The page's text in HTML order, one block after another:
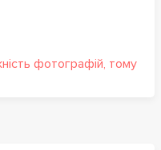
фотографій, тому